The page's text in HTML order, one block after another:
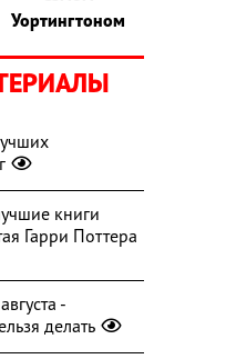
Уортингтоном
книги
Гарри Поттера
-
делать